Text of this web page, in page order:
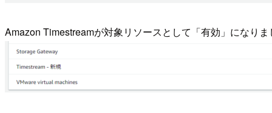
Amazon Timestreamが対象リソースとして「有効」になりま